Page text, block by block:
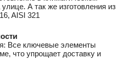
А так же изготовления из
AISI 321
Все ключевые элементы
что упрощает доставку и